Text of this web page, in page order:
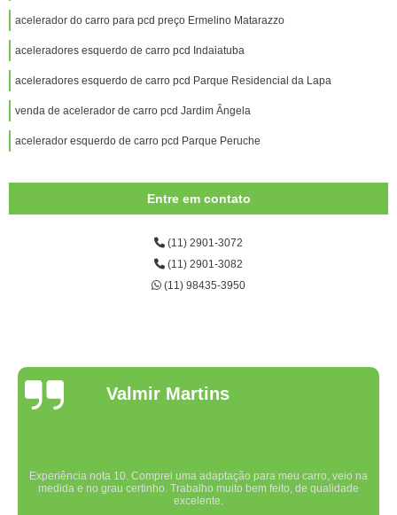
acelerador do carro para pcd preço Ermelino Matarazzo
aceleradores esquerdo de carro pcd Indaiatuba
aceleradores esquerdo de carro pcd Parque Residencial da Lapa
venda de acelerador de carro pcd Jardim Ângela
acelerador esquerdo de carro pcd Parque Peruche
Entre em contato
(11) 2901-3072
(11) 2901-3082
(11) 98435-3950
Valmir Martins
Experiência nota 10. Comprei uma adaptação para meu carro, veio na
medida e no grau certinho. Trabalho muito bem feito, de qualidade
excelente.